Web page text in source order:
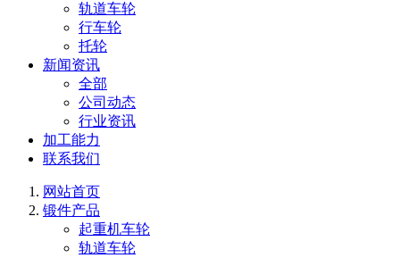
轨道车轮
行车轮
托轮
新闻资讯
全部
公司动态
行业资讯
加工能力
联系我们
网站首页
锻件产品
起重机车轮
轨道车轮